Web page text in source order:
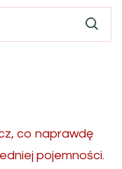
co naprawdę
pojemności.